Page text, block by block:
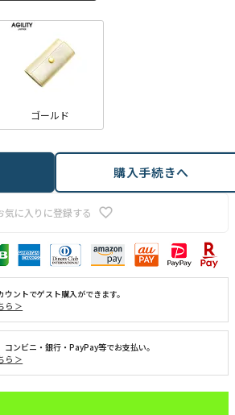
ゴールド
気に入りに登録する
購入手続きへ
ントでゲスト購入ができます。
ら ＞
コンビニ・銀行・PayPay等でお支払い。
ら ＞